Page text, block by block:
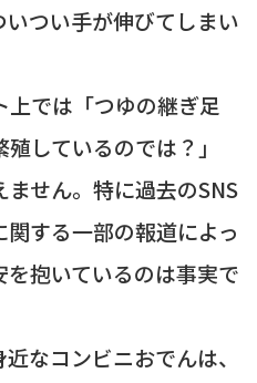
つい手が伸びてしまい
上では「つゆの継ぎ足
しているのでは？」
せん。特に過去のSNS
する一部の報道によっ
抱いているのは事実で
なコンビニおでんは、